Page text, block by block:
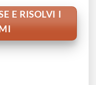
E RISOLVI I